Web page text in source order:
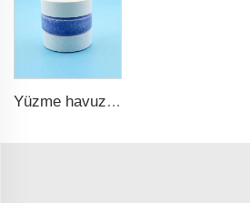
Yüzme havuzu için tcca klor tabletleri